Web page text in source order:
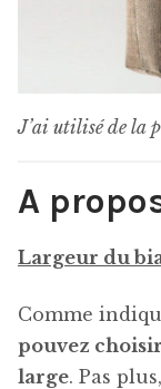
J’ai utilisé de la
A
Largeur du
Comme
pouvez
large. Pas